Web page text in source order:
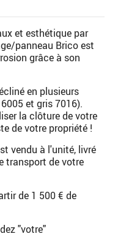
et esthétique par
panneau Brico est
grâce à son
en plusieurs
et gris 7016).
la clôture de votre
de votre propriété !
vendu à l'unité, livré
transport de votre
de 1 500 € de
"votre"